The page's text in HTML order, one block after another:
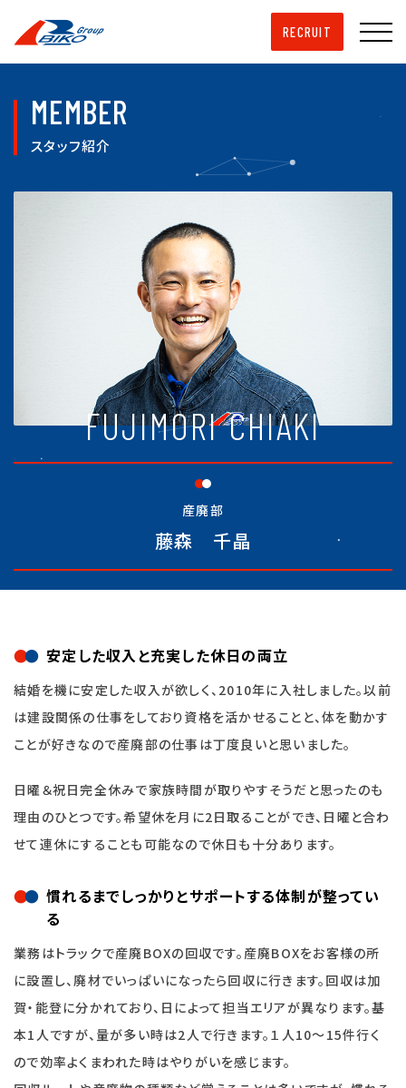
RECRUIT
MEMBER
スタッフ紹介
FUJIMORI CHIAKI
産廃部
藤森 千晶
安定した収入と充実した休日の両立
結婚を機に安定した収入が欲しく、2010年に入社しました。以前
は建設関係の仕事をしており資格を活かせることと、体を動かす
ことが好きなので産廃部の仕事は丁度良いと思いました。
日曜＆祝日完全休みで家族時間が取りやすそうだと思ったのも
理由のひとつです。希望休を月に2日取ることができ、日曜と合わ
せて連休にすることも可能なので休日も十分あります。
慣れるまでしっかりとサポートする体制が整ってい
る
業務はトラックで産廃BOXの回収です。産廃BOXをお客様の所
に設置し、廃材でいっぱいになったら回収に行きます。回収は加
賀・能登に分かれており、日によって担当エリアが異なります。基
本1人ですが、量が多い時は2人で行きます。１人10～15件行く
ので効率よくまわれた時はやりがいを感じます。